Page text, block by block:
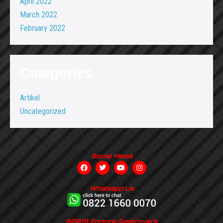
March 2022
February 2022
Artikel
Uncategorized
Social Media
Whatsapp Us
@2019 Enmore-Seatcovers